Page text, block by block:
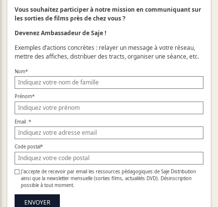
Vous souhaitez participer à notre mission en communiquant sur
les sorties de films près de chez vous ?
Devenez Ambassadeur de Saje !
Exemples d’actions concrètes : relayer un message à votre réseau,
mettre des affiches, distribuer des tracts, organiser une séance, etc.
Nom*
Prénom*
Email :*
Code postal*
J'accepte de recevoir par email les ressources pédagogiques de Saje Distribution
ainsi que la newsletter mensuelle (sorties films, actualités DVD). Désinscription
possible à tout moment.
ENVOYER